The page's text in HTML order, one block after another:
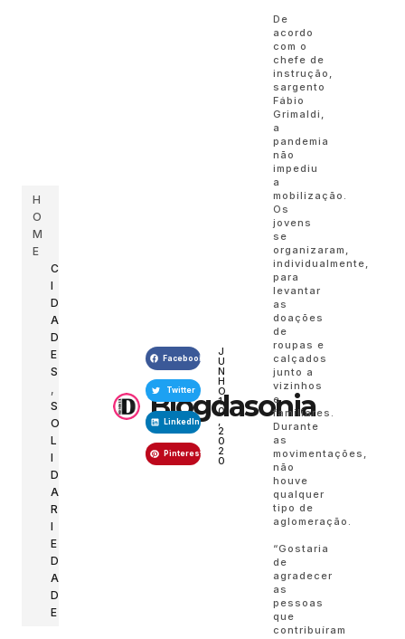
H
O
M
E
C
I
D
A
D
E
S
,
S
O
L
I
D
A
R
I
E
D
A
D
E
Blogdasonia
Facebook
Twitter
LinkedIn
Pinterest
J
U
N
H
O
1
0
,
2
0
2
0
De
acordo
com o
chefe de
instrução,
sargento
Fábio
Grimaldi,
a
pandemia
não
impediu
a
mobilização.
Os
jovens
se
organizaram,
individualmente,
para
levantar
as
doações
de
roupas e
calçados
junto a
vizinhos
e
familiares.
Durante
as
movimentações,
não
houve
qualquer
tipo de
aglomeração.
“Gostaria
de
agradecer
as
pessoas
que
contribuíram